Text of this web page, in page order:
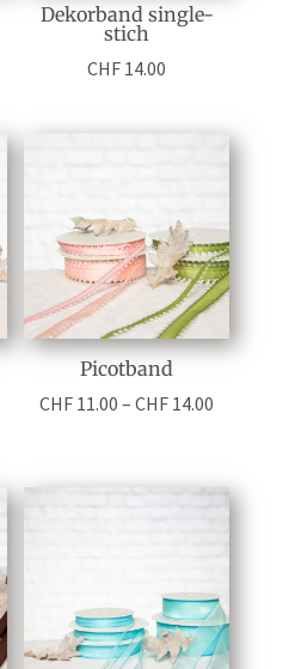
CHF 14.00
Dekorband single-
stich
CHF 14.00
bis
Picotband
CHF 11.00 –CHF 14.00
CHF